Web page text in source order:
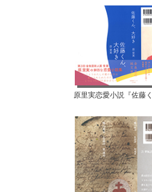
原里実恋愛小説『佐藤